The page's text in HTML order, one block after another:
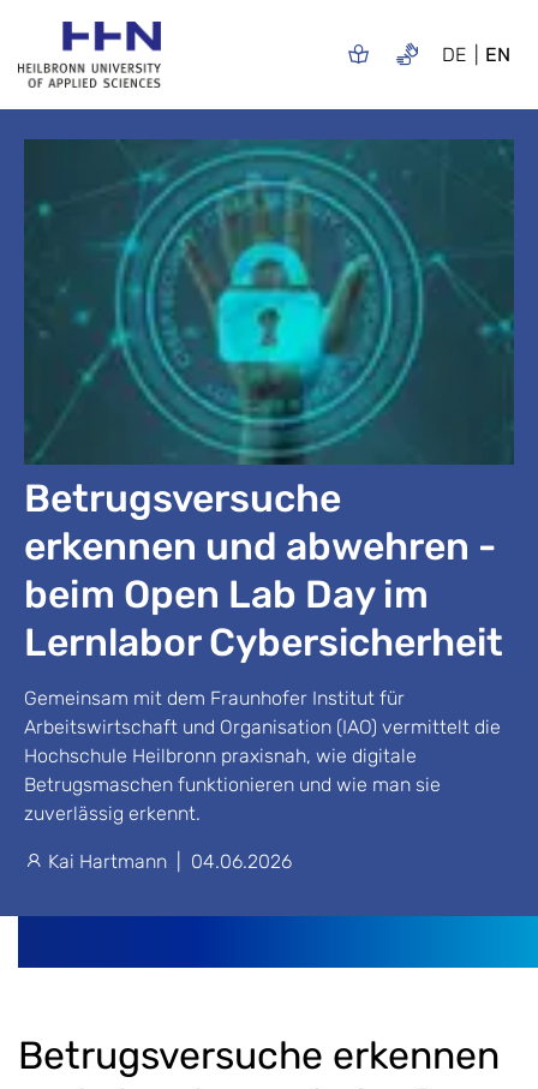
DE EN
Betrugsversuche
erkennen und abwehren -
beim Open Lab Day im
Lernlabor Cybersicherheit
Gemeinsam mit dem Fraunhofer Institut für
Arbeitswirtschaft und Organisation (IAO) vermittelt die
Hochschule Heilbronn praxisnah, wie digitale
Betrugsmaschen funktionieren und wie man sie
zuverlässig erkennt.
Kai Hartmann 04.06.2026
Betrugsversuche erkennen